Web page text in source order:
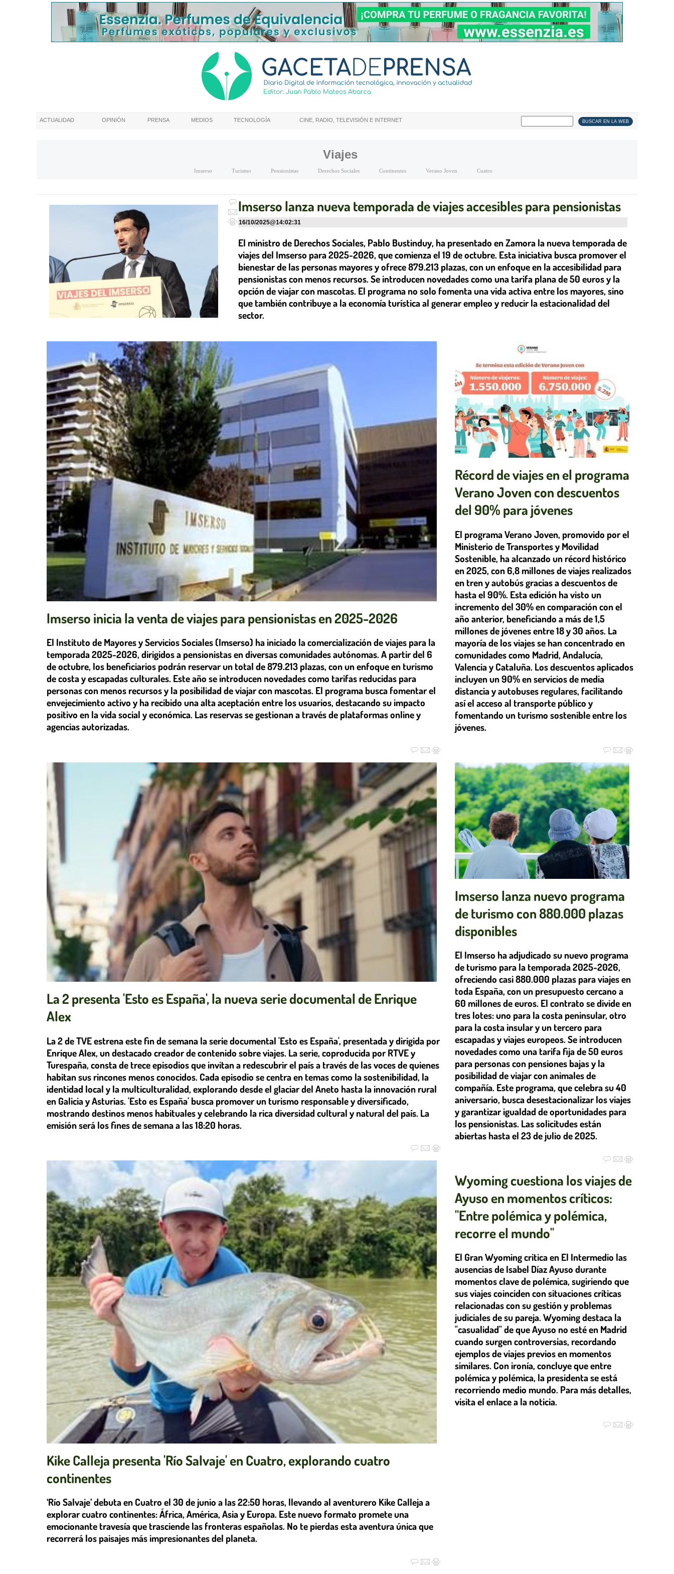
ACTUALIDAD OPINIÓN PRENSA MEDIOS TECNOLOGÍA CINE, RADIO, TELEVISIÓN E INTERNET
Viajes
Imserso Turismo Pensionistas Derechos Sociales Continentes Verano Joven Cuatro
Imserso lanza nueva temporada de viajes accesibles para pensionistas
16/10/2025@14:02:31
El ministro de Derechos Sociales, Pablo Bustinduy, ha presentado en Zamora la nueva temporada de
viajes del Imserso para 2025-2026, que comienza el 19 de octubre. Esta iniciativa busca promover el
bienestar de las personas mayores y ofrece 879.213 plazas, con un enfoque en la accesibilidad para
pensionistas con menos recursos. Se introducen novedades como una tarifa plana de 50 euros y la
opción de viajar con mascotas. El programa no solo fomenta una vida activa entre los mayores, sino
que también contribuye a la economía turística al generar empleo y reducir la estacionalidad del
sector.
Imserso inicia la venta de viajes para pensionistas en 2025-2026
El Instituto de Mayores y Servicios Sociales (Imserso) ha iniciado la comercialización de viajes para la
temporada 2025-2026, dirigidos a pensionistas en diversas comunidades autónomas. A partir del 6
de octubre, los beneficiarios podrán reservar un total de 879.213 plazas, con un enfoque en turismo
de costa y escapadas culturales. Este año se introducen novedades como tarifas reducidas para
personas con menos recursos y la posibilidad de viajar con mascotas. El programa busca fomentar el
envejecimiento activo y ha recibido una alta aceptación entre los usuarios, destacando su impacto
positivo en la vida social y económica. Las reservas se gestionan a través de plataformas online y
agencias autorizadas.
La 2 presenta 'Esto es España', la nueva serie documental de Enrique
Alex
La 2 de TVE estrena este fin de semana la serie documental 'Esto es España', presentada y dirigida por
Enrique Alex, un destacado creador de contenido sobre viajes. La serie, coproducida por RTVE y
Turespaña, consta de trece episodios que invitan a redescubrir el país a través de las voces de quienes
habitan sus rincones menos conocidos. Cada episodio se centra en temas como la sostenibilidad, la
identidad local y la multiculturalidad, explorando desde el glaciar del Aneto hasta la innovación rural
en Galicia y Asturias. 'Esto es España' busca promover un turismo responsable y diversificado,
mostrando destinos menos habituales y celebrando la rica diversidad cultural y natural del país. La
emisión será los fines de semana a las 18:20 horas.
Kike Calleja presenta 'Río Salvaje' en Cuatro, explorando cuatro
continentes
‘Río Salvaje’ debuta en Cuatro el 30 de junio a las 22:50 horas, llevando al aventurero Kike Calleja a
explorar cuatro continentes: África, América, Asia y Europa. Este nuevo formato promete una
emocionante travesía que trasciende las fronteras españolas. No te pierdas esta aventura única que
recorrerá los paisajes más impresionantes del planeta.
Récord de viajes en el programa
Verano Joven con descuentos
del 90% para jóvenes
El programa Verano Joven, promovido por el
Ministerio de Transportes y Movilidad
Sostenible, ha alcanzado un récord histórico
en 2025, con 6,8 millones de viajes realizados
en tren y autobús gracias a descuentos de
hasta el 90%. Esta edición ha visto un
incremento del 30% en comparación con el
año anterior, beneficiando a más de 1,5
millones de jóvenes entre 18 y 30 años. La
mayoría de los viajes se han concentrado en
comunidades como Madrid, Andalucía,
Valencia y Cataluña. Los descuentos aplicados
incluyen un 90% en servicios de media
distancia y autobuses regulares, facilitando
así el acceso al transporte público y
fomentando un turismo sostenible entre los
jóvenes.
Imserso lanza nuevo programa
de turismo con 880.000 plazas
disponibles
El Imserso ha adjudicado su nuevo programa
de turismo para la temporada 2025-2026,
ofreciendo casi 880.000 plazas para viajes en
toda España, con un presupuesto cercano a
60 millones de euros. El contrato se divide en
tres lotes: uno para la costa peninsular, otro
para la costa insular y un tercero para
escapadas y viajes europeos. Se introducen
novedades como una tarifa fija de 50 euros
para personas con pensiones bajas y la
posibilidad de viajar con animales de
compañía. Este programa, que celebra su 40
aniversario, busca desestacionalizar los viajes
y garantizar igualdad de oportunidades para
los pensionistas. Las solicitudes están
abiertas hasta el 23 de julio de 2025.
Wyoming cuestiona los viajes de
Ayuso en momentos críticos:
"Entre polémica y polémica,
recorre el mundo"
El Gran Wyoming critica en El Intermedio las
ausencias de Isabel Díaz Ayuso durante
momentos clave de polémica, sugiriendo que
sus viajes coinciden con situaciones críticas
relacionadas con su gestión y problemas
judiciales de su pareja. Wyoming destaca la
"casualidad" de que Ayuso no esté en Madrid
cuando surgen controversias, recordando
ejemplos de viajes previos en momentos
similares. Con ironía, concluye que entre
polémica y polémica, la presidenta se está
recorriendo medio mundo. Para más detalles,
visita el enlace a la noticia.